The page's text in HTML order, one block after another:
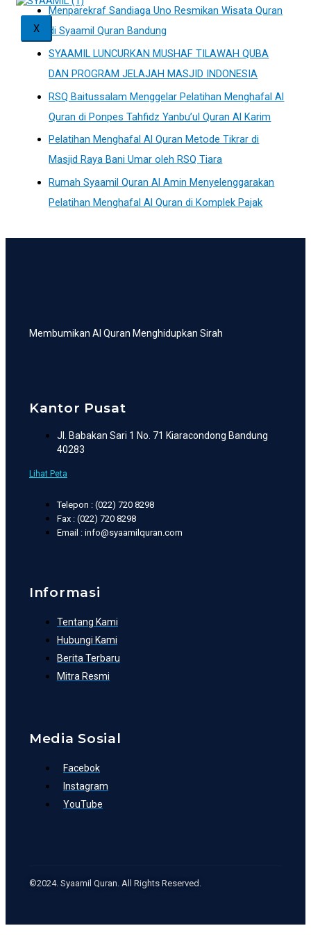
X
Menparekraf Sandiaga Uno Resmikan Wisata Quran
di Syaamil Quran Bandung
SYAAMIL LUNCURKAN MUSHAF TILAWAH QUBA
DAN PROGRAM JELAJAH MASJID INDONESIA
RSQ Baitussalam Menggelar Pelatihan Menghafal Al
Quran di Ponpes Tahfidz Yanbu’ul Quran Al Karim
Pelatihan Menghafal Al Quran Metode Tikrar di
Masjid Raya Bani Umar oleh RSQ Tiara
Rumah Syaamil Quran Al Amin Menyelenggarakan
Pelatihan Menghafal Al Quran di Komplek Pajak
Membumikan Al Quran Menghidupkan Sirah
Kantor Pusat
Jl. Babakan Sari 1 No. 71 Kiaracondong Bandung
40283
Lihat Peta
Telepon : (022) 720 8298
Fax : (022) 720 8298
Email : info@syaamilquran.com
Informasi
Tentang Kami
Hubungi Kami
Berita Terbaru
Mitra Resmi
Media Sosial
Facebok
Instagram
YouTube
©2024. Syaamil Quran. All Rights Reserved.